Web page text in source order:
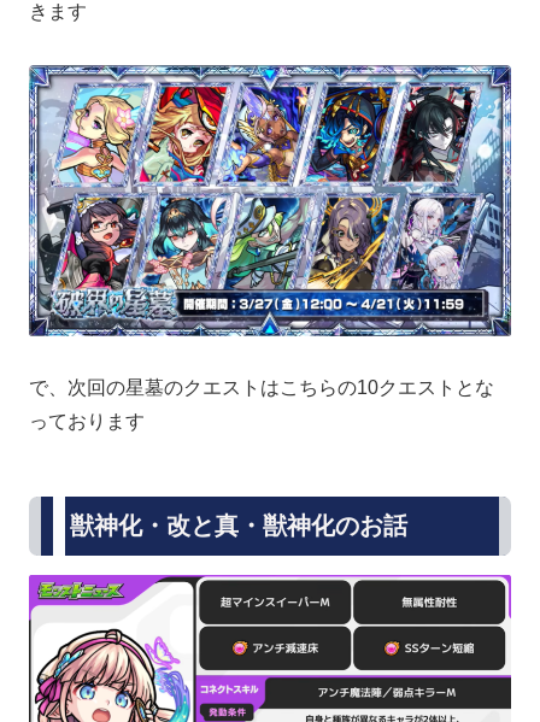
きます
で、次回の星墓のクエストはこちらの10クエストとな
っております
獣神化・改と真・獣神化のお話